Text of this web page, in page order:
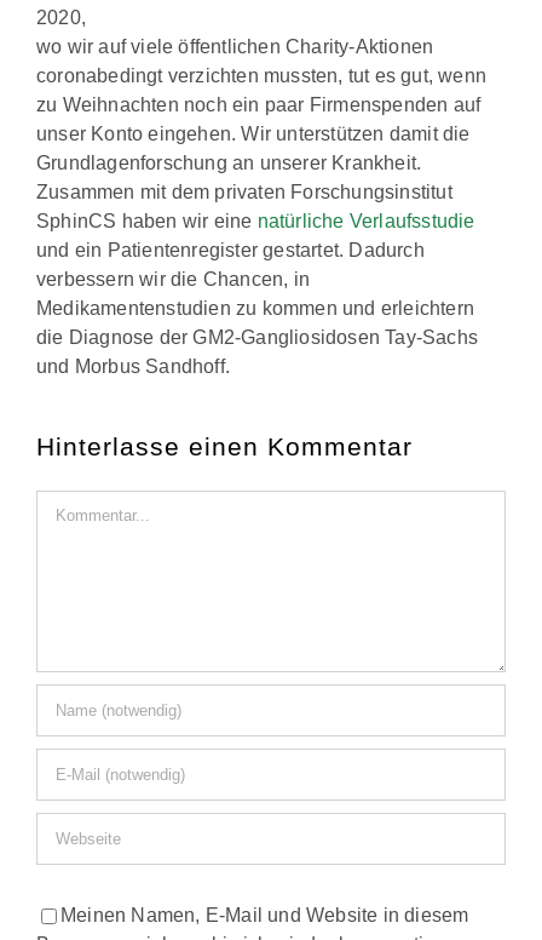
2020,
wo wir auf viele öffentlichen Charity-Aktionen
coronabedingt verzichten mussten, tut es gut, wenn
zu Weihnachten noch ein paar Firmenspenden auf
unser Konto eingehen. Wir unterstützen damit die
Grundlagenforschung an unserer Krankheit.
Zusammen mit dem privaten Forschungsinstitut
SphinCS haben wir eine natürliche Verlaufsstudie
und ein Patientenregister gestartet. Dadurch
verbessern wir die Chancen, in
Medikamentenstudien zu kommen und erleichtern
die Diagnose der GM2-Gangliosidosen Tay-Sachs
und Morbus Sandhoff.
Hinterlasse einen Kommentar
Meinen Namen, E-Mail und Website in diesem